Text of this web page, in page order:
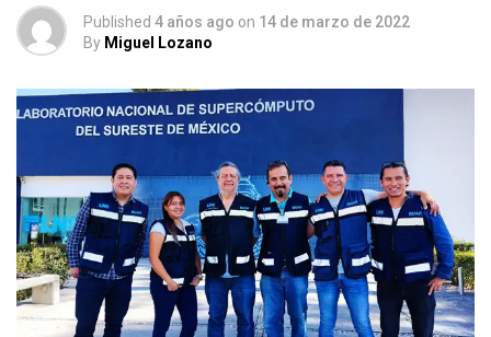
Published 4 años ago on 14 de marzo de 2022
By Miguel Lozano